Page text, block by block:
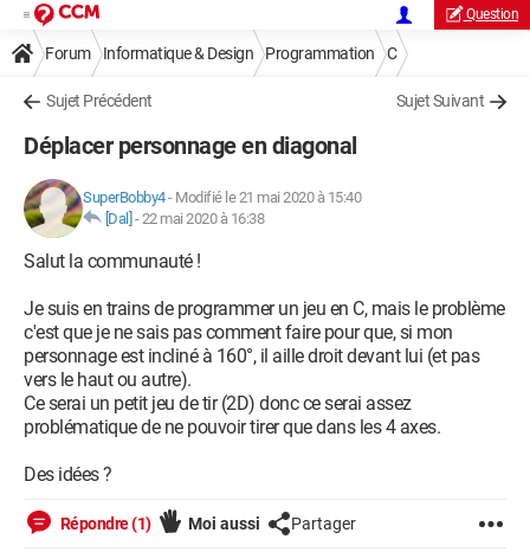
Question
Forum Informatique & Design Programmation C
Sujet Précédent Sujet Suivant
Déplacer personnage en diagonal
SuperBobby4- Modifié le 21 mai 2020 à 15:40
[Dal] -22 mai 2020 à 16:38
Salut la communauté !
Je suis en trains de programmer un jeu en C, mais le problème
c'est que je ne sais pas comment faire pour que, si mon
personnage est incliné à 160°, il aille droit devant lui (et pas
vers le haut ou autre).
Ce serai un petit jeu de tir (2D) donc ce serai assez
problématique de ne pouvoir tirer que dans les 4 axes.
Des idées ?
Répondre (1) Moi aussi Partager